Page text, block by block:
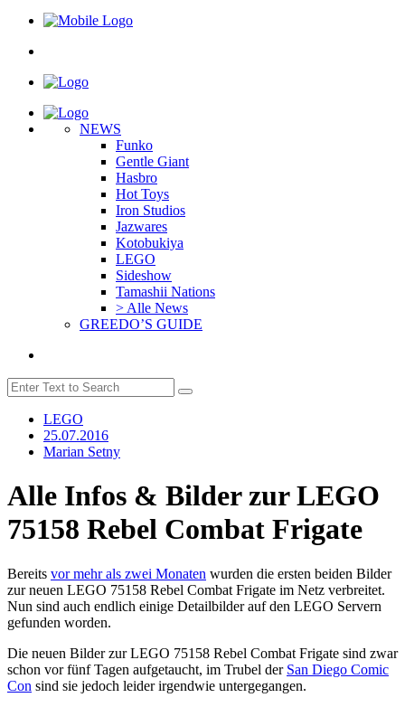
NEWS
Funko
Gentle Giant
Hasbro
Hot Toys
Iron Studios
Jazwares
Kotobukiya
LEGO
Sideshow
Tamashii Nations
> Alle News
GREEDO’S GUIDE
LEGO
25.07.2016
Marian Setny
Alle Infos & Bilder zur LEGO
75158 Rebel Combat Frigate
Bereits vor mehr als zwei Monaten wurden die ersten beiden Bilder
zur neuen LEGO 75158 Rebel Combat Frigate im Netz verbreitet.
Nun sind auch endlich einige Detailbilder auf den LEGO Servern
gefunden worden.
Die neuen Bilder zur LEGO 75158 Rebel Combat Frigate sind zwar
schon vor fünf Tagen aufgetaucht, im Trubel der San Diego Comic
Con sind sie jedoch leider irgendwie untergegangen.